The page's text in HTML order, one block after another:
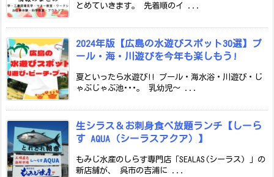
とめていきます。 先着順のイ ...
2024年版【広島の水遊びスポット30選】プ
ール・海・川遊びを今年も楽しもう!
夏といったら水遊び!! プール・海水浴・川遊び・じ
ゃぶじゃぶ池･･･。 乳幼児～ ...
生シラス＆お刺身食べ放題ランチ【しーら
す AQUA（シーラスアクア）】
もみじ水産のしらす専門店「SEALAS(シーラス) 」の
新店舗が、 呉市の吉浦に ...